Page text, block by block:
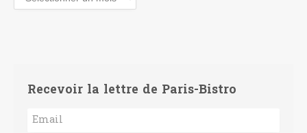
Recevoir la lettre de Paris-Bistro